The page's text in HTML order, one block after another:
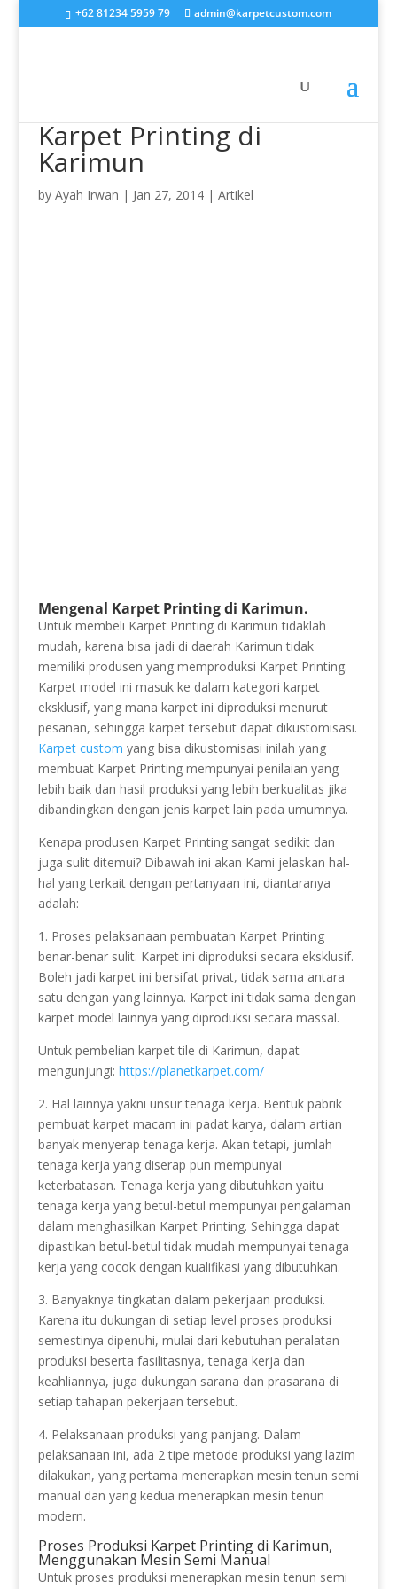
+62 81234 5959 79 admin@karpetcustom.com
Karpet Printing di
Karimun
by Ayah Irwan | Jan 27, 2014| Artikel
Mengenal Karpet Printing di Karimun.
Untuk membeli Karpet Printing di Karimun tidaklah
mudah, karena bisa jadi di daerah Karimun tidak
memiliki produsen yang memproduksi Karpet Printing.
Karpet model ini masuk ke dalam kategori karpet
eksklusif, yang mana karpet ini diproduksi menurut
pesanan, sehingga karpet tersebut dapat dikustomisasi.
Karpet custom yang bisa dikustomisasi inilah yang
membuat Karpet Printing mempunyai penilaian yang
lebih baik dan hasil produksi yang lebih berkualitas jika
dibandingkan dengan jenis karpet lain pada umumnya.
Kenapa produsen Karpet Printing sangat sedikit dan
juga sulit ditemui? Dibawah ini akan Kami jelaskan hal-
hal yang terkait dengan pertanyaan ini, diantaranya
adalah:
1. Proses pelaksanaan pembuatan Karpet Printing
benar-benar sulit. Karpet ini diproduksi secara eksklusif.
Boleh jadi karpet ini bersifat privat, tidak sama antara
satu dengan yang lainnya. Karpet ini tidak sama dengan
karpet model lainnya yang diproduksi secara massal.
Untuk pembelian karpet tile di Karimun, dapat
mengunjungi: https://planetkarpet.com/
2. Hal lainnya yakni unsur tenaga kerja. Bentuk pabrik
pembuat karpet macam ini padat karya, dalam artian
banyak menyerap tenaga kerja. Akan tetapi, jumlah
tenaga kerja yang diserap pun mempunyai
keterbatasan. Tenaga kerja yang dibutuhkan yaitu
tenaga kerja yang betul-betul mempunyai pengalaman
dalam menghasilkan Karpet Printing. Sehingga dapat
dipastikan betul-betul tidak mudah mempunyai tenaga
kerja yang cocok dengan kualifikasi yang dibutuhkan.
3. Banyaknya tingkatan dalam pekerjaan produksi.
Karena itu dukungan di setiap level proses produksi
semestinya dipenuhi, mulai dari kebutuhan peralatan
produksi beserta fasilitasnya, tenaga kerja dan
keahliannya, juga dukungan sarana dan prasarana di
setiap tahapan pekerjaan tersebut.
4. Pelaksanaan produksi yang panjang. Dalam
pelaksanaan ini, ada 2 tipe metode produksi yang lazim
dilakukan, yang pertama menerapkan mesin tenun semi
manual dan yang kedua menerapkan mesin tenun
modern.
Proses Produksi Karpet Printing di Karimun,
Menggunakan Mesin Semi Manual
Untuk proses produksi menerapkan mesin tenun semi